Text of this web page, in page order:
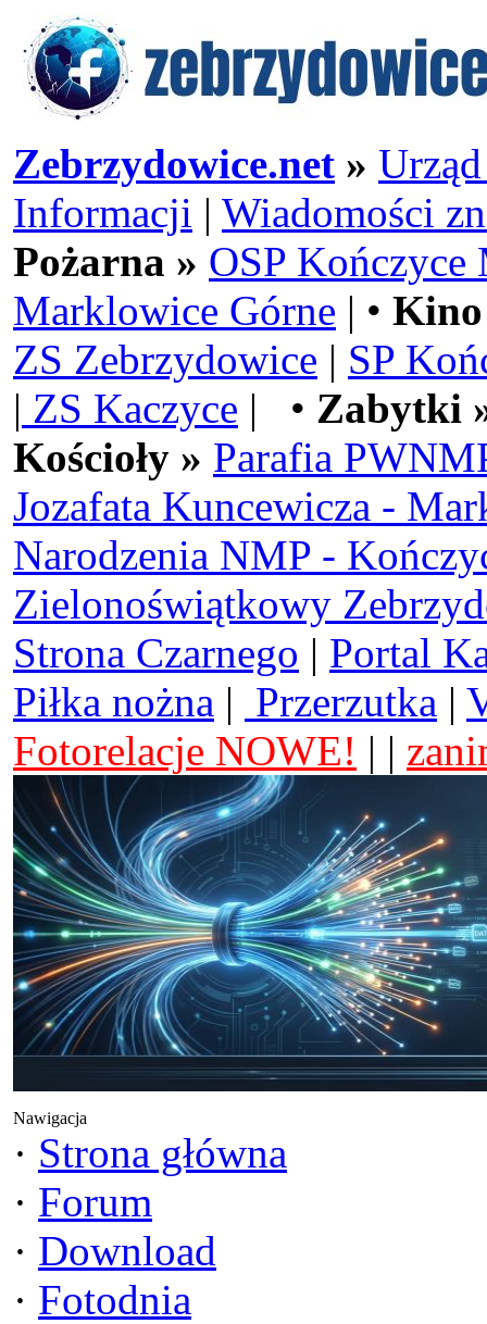
Zebrzydowice.net »
Informacji | Wiadomości
Pożarna » OSP Kończyce
Marklowice Górne | •
ZS Zebrzydowice | SP
| ZS Kaczyce | • Zabytki
Kościoły » Parafia
Jozafata Kuncewicza -
Narodzenia NMP -
Zielonoświątkowy
Strona Czarnego | Portal
Piłka nożna | Przerzutka |
Fotorelacje NOWE! | |
Nawigacja
· Strona główna
· Forum
· Download
· Fotodnia